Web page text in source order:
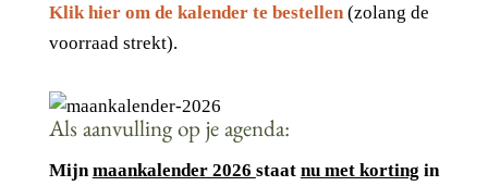
Klik hier om de kalender te bestellen (zolang de
voorraad strekt).
Als aanvulling op je agenda:
Mijn maankalender 2026 staat nu met korting in